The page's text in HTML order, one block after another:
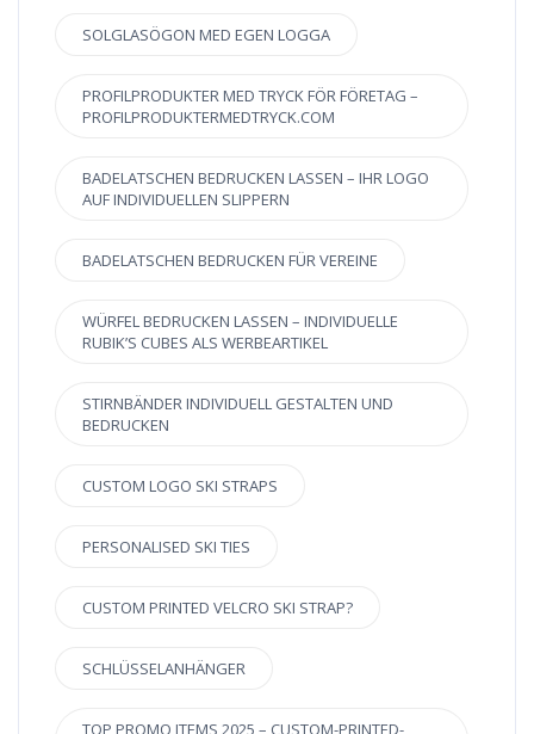
SOLGLASÖGON MED EGEN LOGGA
PROFILPRODUKTER MED TRYCK FÖR FÖRETAG –
PROFILPRODUKTERMEDTRYCK.COM
BADELATSCHEN BEDRUCKEN LASSEN – IHR LOGO
AUF INDIVIDUELLEN SLIPPERN
BADELATSCHEN BEDRUCKEN FÜR VEREINE
WÜRFEL BEDRUCKEN LASSEN – INDIVIDUELLE
RUBIK’S CUBES ALS WERBEARTIKEL
STIRNBÄNDER INDIVIDUELL GESTALTEN UND
BEDRUCKEN
CUSTOM LOGO SKI STRAPS
PERSONALISED SKI TIES
CUSTOM PRINTED VELCRO SKI STRAP?
SCHLÜSSELANHÄNGER
TOP PROMO ITEMS 2025 – CUSTOM-PRINTED-